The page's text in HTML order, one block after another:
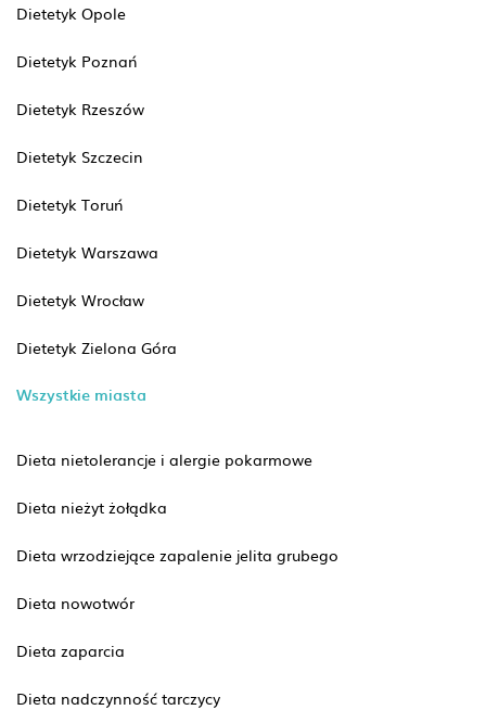
Dietetyk Opole
Dietetyk Poznań
Dietetyk Rzeszów
Dietetyk Szczecin
Dietetyk Toruń
Dietetyk Warszawa
Dietetyk Wrocław
Dietetyk Zielona Góra
Wszystkie miasta
Dieta nietolerancje i alergie pokarmowe
Dieta nieżyt żołądka
Dieta wrzodziejące zapalenie jelita grubego
Dieta nowotwór
Dieta zaparcia
Dieta nadczynność tarczycy